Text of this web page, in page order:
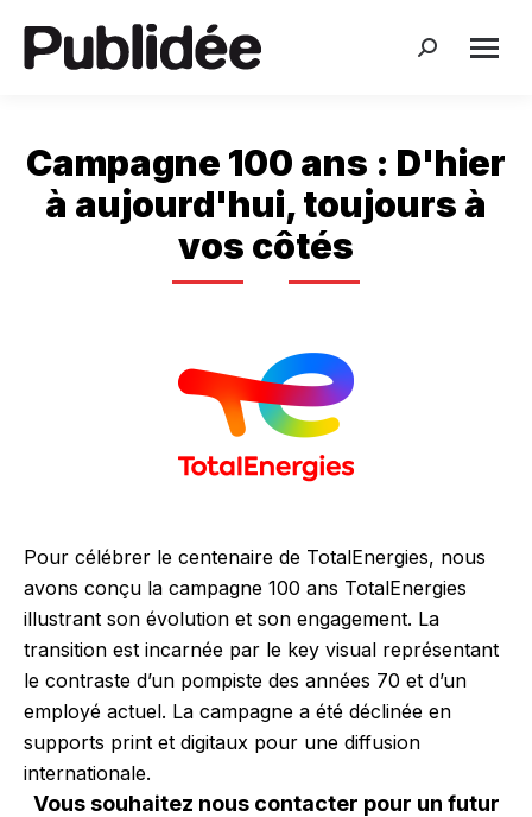
Search:
Campagne 100 ans : D'hier
à aujourd'hui, toujours à
vos côtés
Pour célébrer le centenaire de TotalEnergies, nous
avons conçu la campagne 100 ans TotalEnergies
illustrant son évolution et son engagement. La
transition est incarnée par le key visual représentant
le contraste d’un pompiste des années 70 et d’un
employé actuel. La campagne a été déclinée en
supports print et digitaux pour une diffusion
internationale.
Vous souhaitez nous contacter pour un futur